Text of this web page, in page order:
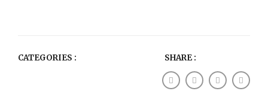
CATEGORIES : SHARE :